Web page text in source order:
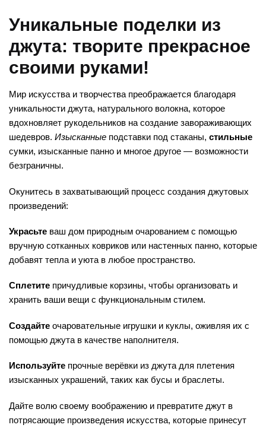
Уникальные поделки из
джута: творите прекрасное
своими руками!
Мир искусства и творчества преображается благодаря
уникальности джута, натурального волокна, которое
вдохновляет рукодельников на создание завораживающих
шедевров. Изысканные подставки под стаканы, стильные
сумки, изысканные панно и многое другое — возможности
безграничны.
Окунитесь в захватывающий процесс создания джутовых
произведений:
Украсьте ваш дом природным очарованием с помощью
вручную сотканных ковриков или настенных панно, которые
добавят тепла и уюта в любое пространство.
Сплетите причудливые корзины, чтобы организовать и
хранить ваши вещи с функциональным стилем.
Создайте очаровательные игрушки и куклы, оживляя их с
помощью джута в качестве наполнителя.
Используйте прочные верёвки из джута для плетения
изысканных украшений, таких как бусы и браслеты.
Дайте волю своему воображению и превратите джут в
потрясающие произведения искусства, которые принесут